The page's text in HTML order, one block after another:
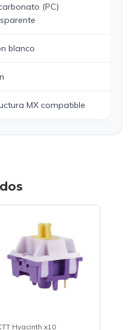
(PC)
blanco
MX compatible
Hyacinth x10